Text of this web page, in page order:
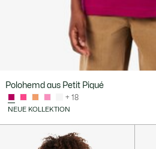
Polohemd aus Petit Piqué
+ 18
NEUE KOLLEKTION